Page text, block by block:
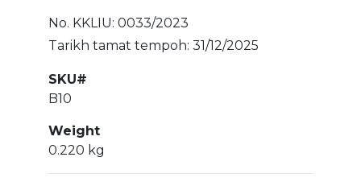
No. KKLIU: 0033/2023
Tarikh tamat tempoh: 31/12/2025
SKU#
B10
Weight
0.220 kg